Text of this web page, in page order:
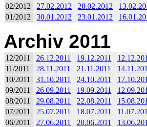
02/2012
27.02.2012 20.02.2012
01/2012
30.01.2012 23.01.2012
Archiv 2011
12/2011 26.12.2011 19.12.2011
11/2011
28.11.2011 21.11.2011
10/2011
31.10.2011 24.10.2011
09/2011
26.09.2011 19.09.2011
08/2011
29.08.2011 22.08.2011
07/2011
25.07.2011 18.07.2011
06/2011
27.06.2011 20.06.2011